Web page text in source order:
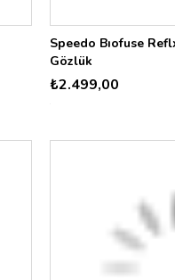
Speedo Bıofuse
Gözlük
₺2.499,00